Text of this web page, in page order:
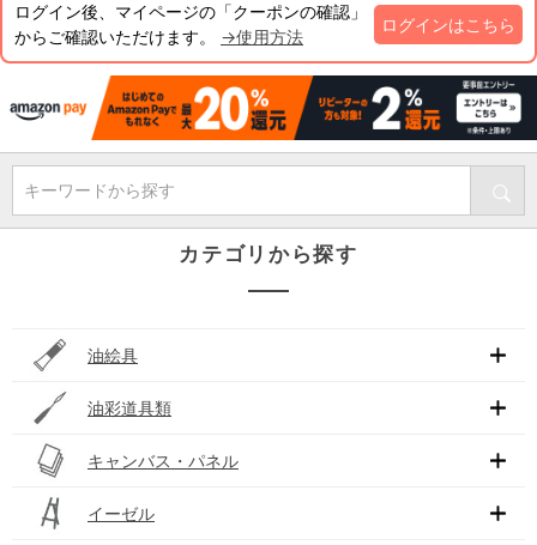
ログイン後、マイページの「クーポンの確認」
からご確認いただけます。 →使用方法
ログインはこちら
キーワードから探す
カテゴリから探す
油絵具
油彩道具類
キャンバス・パネル
イーゼル